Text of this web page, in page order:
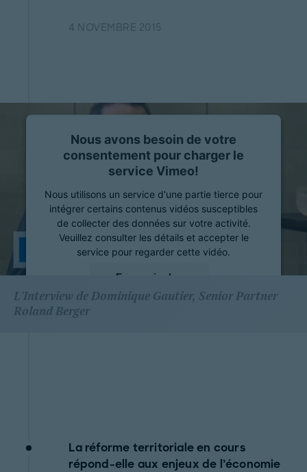
4 NOVEMBRE 2015
Nous avons besoin de votre
consentement pour charger le
service Vimeo!
Nous utilisons un service d'une partie tierce pour
intégrer certains contenus vidéos susceptibles
de collecter des données sur votre activité.
Veuillez consulter les détails et accepter le
service pour regarder cette vidéo.
En savoir plus
L'Interview de Dominique Gautier, Senior Partner
Roland Berger
La réforme territoriale en cours
répond-elle aux enjeux de l’économie